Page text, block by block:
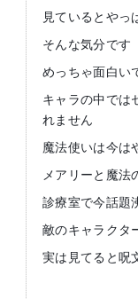
見ているとやっ
そんな気分です
めっちゃ面白い
キャラの中では
れません
魔法使いは今は
メアリーと魔法
診療室で今話題
敵のキャラクタ
実は見てると呪